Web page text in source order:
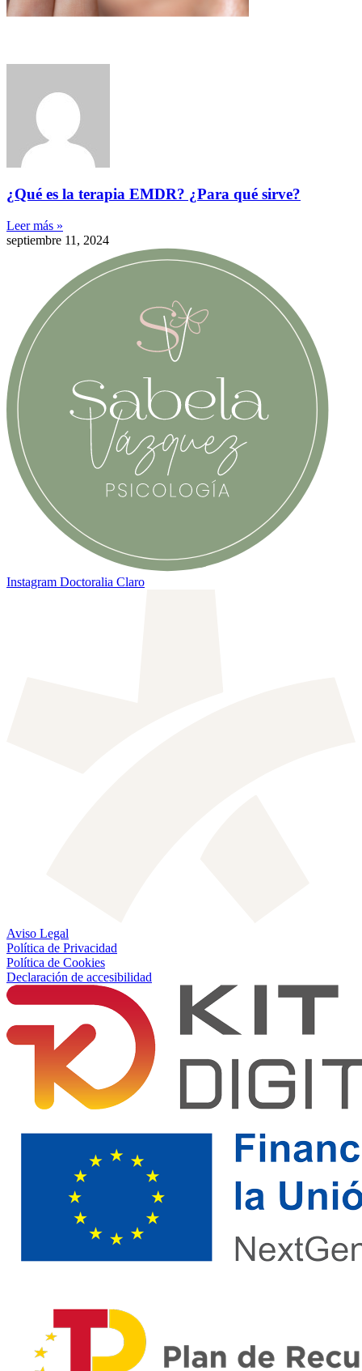
¿Qué es la terapia EMDR? ¿Para qué sirve?
Leer más »
septiembre 11, 2024
Instagram Doctoralia Claro
Aviso Legal
Política de Privacidad
Política de Cookies
Declaración de accesibilidad